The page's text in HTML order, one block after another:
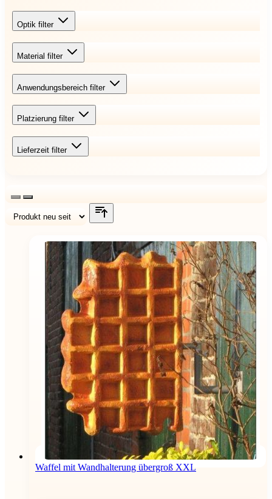
Optik filter
Material filter
Anwendungsbereich filter
Platzierung filter
Lieferzeit filter
Waffel mit Wandhalterung übergroß XXL